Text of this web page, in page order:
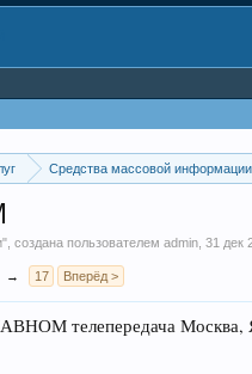
Средства массовой информации
", создана пользователемadmin ,31 дек
→ 17 Вперёд >
телепередача Москва,